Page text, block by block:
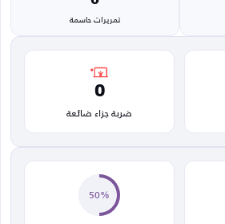
تمريرات حاسمة
0
ضربة جزاء ضائعة
50%